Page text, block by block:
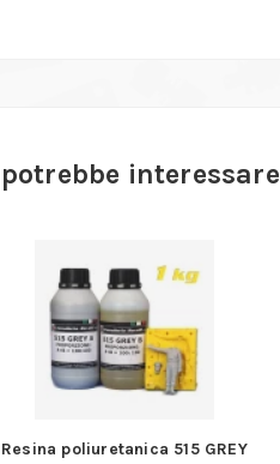
interessare
Resina poliuretanica 515 GREY